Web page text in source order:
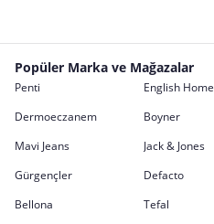
Popüler Marka ve Mağazalar
Penti English Home
Dermoeczanem
Boyner
Mavi Jeans
Jack & Jones
Gürgençler
Defacto
Bellona
Tefal